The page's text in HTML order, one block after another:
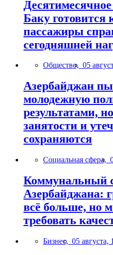
Баку готовится
пассажиры
сегодняшней
Общество, 05
Азербайджан
молодежную
результатами,
занятости и
сохраняются
Социальная сфера,
Коммунальный
Азербайджана:
всё больше, но
требовать
Бизнес, 05 августа,